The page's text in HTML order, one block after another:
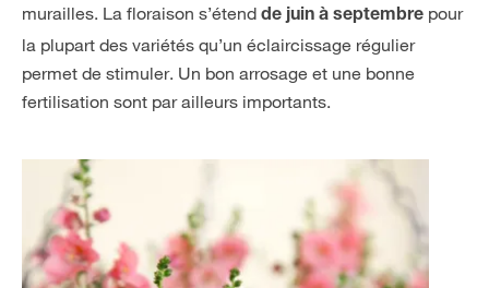
murailles. La floraison s’étend de juin à septembre pour
la plupart des variétés qu’un éclaircissage régulier
permet de stimuler. Un bon arrosage et une bonne
fertilisation sont par ailleurs importants.